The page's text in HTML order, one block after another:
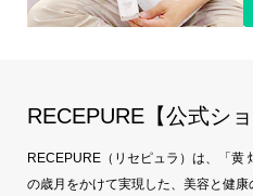
RECEPURE【公式ショ
RECEPURE（リセピュラ）は、「黄
の歳月をかけて実現した、美容と健